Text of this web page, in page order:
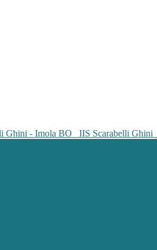
IIS Scarabelli Ghini